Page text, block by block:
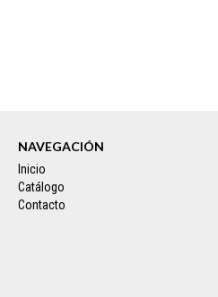
NAVEGACIÓN
Inicio
Catálogo
Contacto